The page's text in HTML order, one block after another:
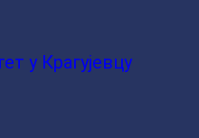
у Крагујевцу